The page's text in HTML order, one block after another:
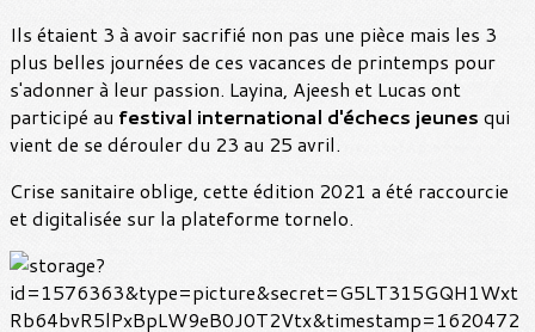
Ils étaient 3 à avoir sacrifié non pas une pièce mais les 3
plus belles journées de ces vacances de printemps pour
s'adonner à leur passion. Layina, Ajeesh et Lucas ont
participé au festival international d'échecs jeunes qui
vient de se dérouler du 23 au 25 avril.
Crise sanitaire oblige, cette édition 2021 a été raccourcie
et digitalisée sur la plateforme tornelo.